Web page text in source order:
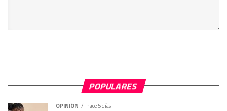
POPULARES
OPINIÓN hace 5 días